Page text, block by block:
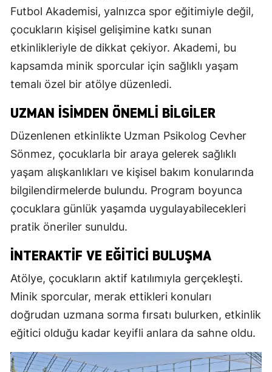
Futbol Akademisi, yalnızca spor eğitimiyle değil,
çocukların kişisel gelişimine katkı sunan
etkinlikleriyle de dikkat çekiyor. Akademi, bu
kapsamda minik sporcular için sağlıklı yaşam
temalı özel bir atölye düzenledi.
UZMAN ISIMDEN ÖNEMLI BILGILER
Düzenlenen etkinlikte Uzman Psikolog Cevher
Sönmez, çocuklarla bir araya gelerek sağlıklı
yaşam alışkanlıkları ve kişisel bakım konularında
bilgilendirmelerde bulundu. Program boyunca
çocuklara günlük yaşamda uygulayabilecekleri
pratik öneriler sunuldu.
İNTERAKTIF VE EĞITICI BULUŞMA
Atölye, çocukların aktif katılımıyla gerçekleşti.
Minik sporcular, merak ettikleri konuları
doğrudan uzmana sorma fırsatı bulurken, etkinlik
eğitici olduğu kadar keyifli anlara da sahne oldu.